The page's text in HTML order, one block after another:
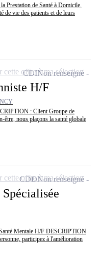
Prestation de Santé à Domicile.
de vie des patients et de leurs
H/F
: Client Groupe de
être, nous plaçons la santé globale
CDINon renseigné
cette offre à ma sélection
Mentale H/F DESCRIPTION
participez à l'amélioration
CDDNon renseigné
cette offre à ma sélection